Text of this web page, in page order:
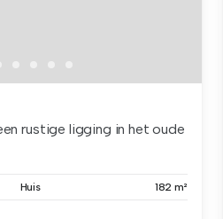
rustige ligging in het oude
Huis 182 m²